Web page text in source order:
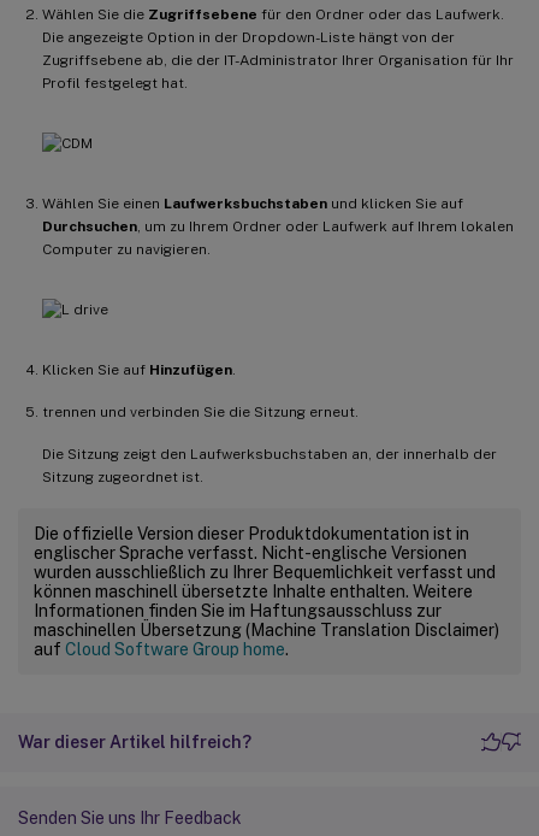
Wählen Sie die Zugriffsebene für den Ordner oder das Laufwerk.
Die angezeigte Option in der Dropdown-Liste hängt von der
Zugriffsebene ab, die der IT-Administrator Ihrer Organisation für Ihr
Profil festgelegt hat.
Wählen Sie einen Laufwerksbuchstaben und klicken Sie auf
Durchsuchen , um zu Ihrem Ordner oder Laufwerk auf Ihrem lokalen
Computer zu navigieren.
Klicken Sie auf Hinzufügen
trennen und verbinden Sie die Sitzung erneut.
Die Sitzung zeigt den Laufwerksbuchstaben an, der innerhalb der
Sitzung zugeordnet ist.
Die offizielle Version dieser Produktdokumentation ist in
englischer Sprache verfasst. Nicht-englische Versionen
wurden ausschließlich zu Ihrer Bequemlichkeit verfasst und
können maschinell übersetzte Inhalte enthalten. Weitere
Informationen finden Sie im Haftungsausschluss zur
maschinellen Übersetzung (Machine Translation Disclaimer)
auf Cloud Software Group home.
War dieser Artikel hilfreich?
Senden Sie uns Ihr Feedback